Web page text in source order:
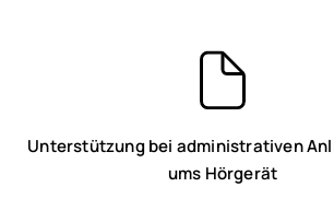
Unterstützung bei administrativen
ums Hörgerät